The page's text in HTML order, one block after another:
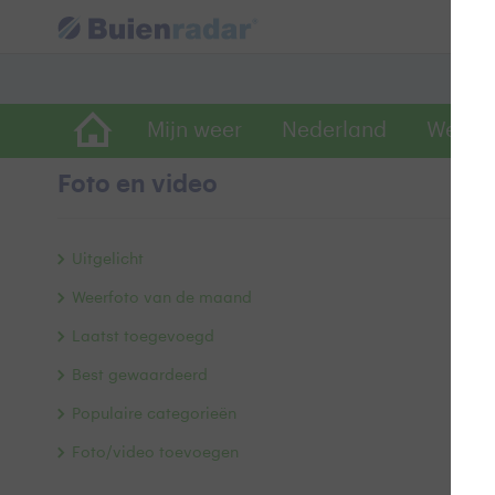
Mijn weer Nederland
Foto en video
Uitgelicht
Weerfoto van de maand
Laatst toegevoegd
Best gewaardeerd
Populaire categorieën
Foto/video toevoegen